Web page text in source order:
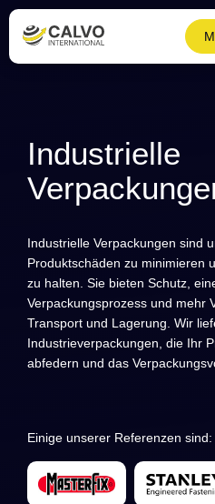
Industrielle
Industrielle Verpackungen sind
Produktschäden zu minimieren
zu halten. Sie bieten Schutz,
Verpackungsprozess und mehr
Transport und Lagerung. Wir
Industrieverpackungen, die Ihr
abfedern und das
Einige unserer Referenzen sind: